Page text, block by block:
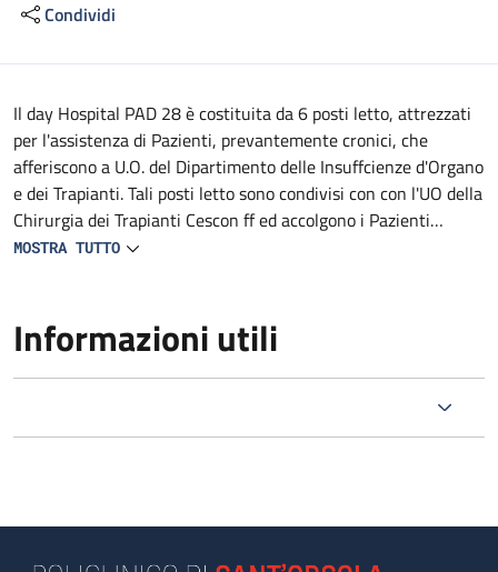
Condividi
Descrizione
Il day Hospital PAD 28 è costituita da 6 posti letto, attrezzati
per l'assistenza di Pazienti, prevantemente cronici, che
afferiscono a U.O. del Dipartimento delle Insuffcienze d'Organo
e dei Trapianti. Tali posti letto sono condivisi con con l'UO della
Chirurgia dei Trapianti Cescon ff ed accolgono i Pazienti
chirurgici, post chirurgici o medici che necessitano di
potenziale indicazione a trapianto di fegato. L'accoglimento è
di competenza dell'infermiere del Day Hospital.Vengono fornite
informazioni sulla organizzazione generale del Servizio
programmate). L'esame clinico iniziale viene effettuato dal
Hospital coordina il percorso diagnostico-terapeutico del
MOSTRA TUTTO
Informazioni utili